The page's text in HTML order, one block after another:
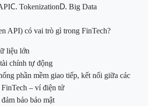
C. TokenizationD. Big Data
API) có vai trò gì trong FinTech?
liệu lớn
chính tự động
phần mềm giao tiếp, kết nối giữa các
– ví điện tử
bảo bảo mật